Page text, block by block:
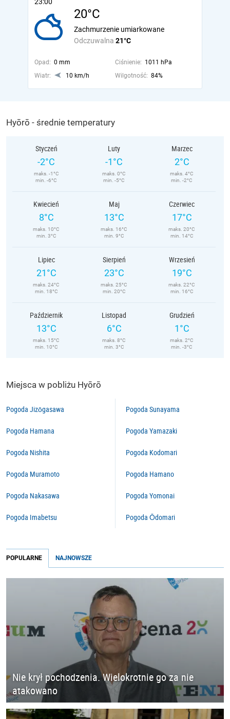
20°C
Odczuwalna 21°C
Zachmurzenie umiarkowane
Opad: 0 mm Ciśnienie: 1011 hPa
Wiatr:
10 km/h Wilgotność: 84%
Hyōrō - średnie temperatury
Styczeń
-2°C
maks. -1°C
min. -6°C
Luty
-1°C
maks. 0°C
min. -5°C
Marzec
2°C
maks. 4°C
min. -2°C
Kwiecień
8°C
maks. 10°C
min. 3°C
Maj
13°C
maks. 16°C
min. 9°C
Czerwiec
17°C
maks. 20°C
min. 14°C
Lipiec
21°C
maks. 24°C
min. 18°C
Sierpień
23°C
maks. 25°C
min. 20°C
Wrzesień
19°C
maks. 22°C
min. 16°C
Październik
13°C
maks. 15°C
min. 10°C
Listopad
6°C
maks. 8°C
min. 3°C
Grudzień
1°C
maks. 2°C
min. -3°C
Miejsca w pobliżu Hyōrō
Pogoda Jizōgasawa
Pogoda Hamana
Pogoda Nishita
Pogoda Muramoto
Pogoda Nakasawa
Pogoda Imabetsu
Pogoda Sunayama
Pogoda Yamazaki
Pogoda Kodomari
Pogoda Hamano
Pogoda Yomonai
Pogoda Ōdomari
POPULARNE NAJNOWSZE
Nie krył pochodzenia. Wielokrotnie go za nie
atakowano